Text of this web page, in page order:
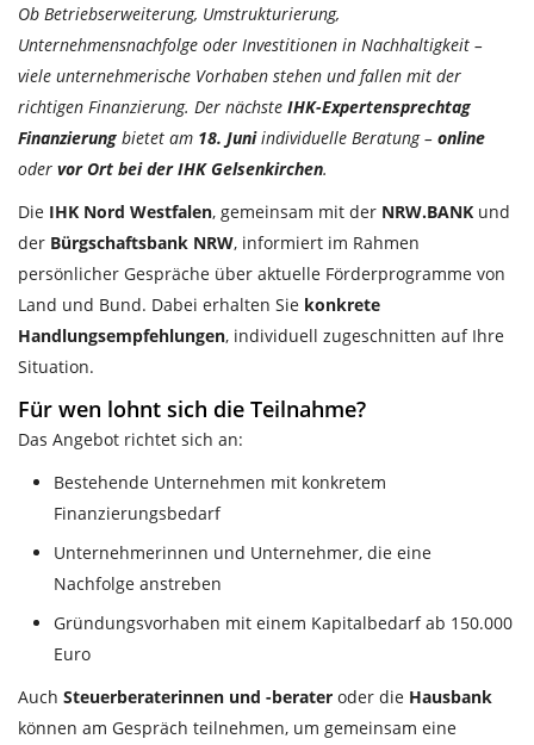
Ob Betriebserweiterung, Umstrukturierung,
Unternehmensnachfolge oder Investitionen in Nachhaltigkeit –
viele unternehmerische Vorhaben stehen und fallen mit der
richtigen Finanzierung. Der nächste IHK-Expertensprechtag
Finanzierung bietet am 18. Juniindividuelle Beratung – online
oder vor Ort bei der IHK Gelsenkirchen.
Die IHK Nord Westfalen, gemeinsam mit der NRW.BANK und
der Bürgschaftsbank NRW, informiert im Rahmen
persönlicher Gespräche über aktuelle Förderprogramme von
Land und Bund. Dabei erhalten Sie konkrete
Handlungsempfehlungen, individuell zugeschnitten auf Ihre
Situation.
Für wen lohnt sich die Teilnahme?
Das Angebot richtet sich an:
Bestehende Unternehmen mit konkretem
Finanzierungsbedarf
Unternehmerinnen und Unternehmer, die eine
Nachfolge anstreben
Gründungsvorhaben mit einem Kapitalbedarf ab 150.000
Euro
Auch Steuerberaterinnen und -berater oder die Hausbank
können am Gespräch teilnehmen, um gemeinsam eine